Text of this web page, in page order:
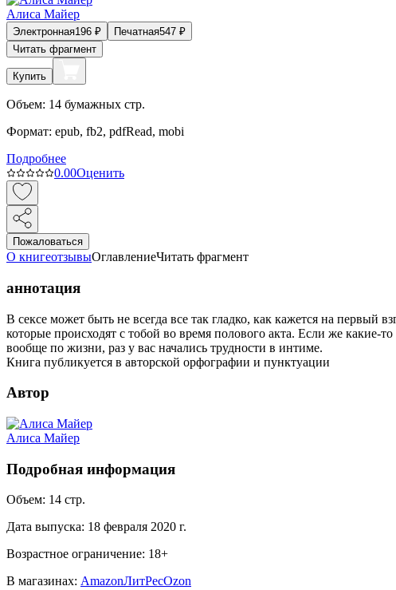
Алиса Майер
Электронная196 ₽ Печатная547 ₽
Читать фрагмент
Купить
Объем: 14 бумажных стр.
Формат: epub, fb2, pdfRead, mobi
Подробнее
0.00Оценить
Пожаловаться
О книгеотзывыОглавлениеЧитать фрагмент
аннотация
В сексе может быть не всегда все так гладко, как кажется на первый
которые происходят с тобой во время полового акта. Если же какие-
вообще по жизни, раз у вас начались трудности в интиме.
Книга публикуется в авторской орфографии и пунктуации
Автор
Алиса Майер
Подробная информация
Объем: 14 стр.
Дата выпуска: 18 февраля 2020 г.
Возрастное ограничение: 18+
В магазинах: AmazonЛитРесOzon